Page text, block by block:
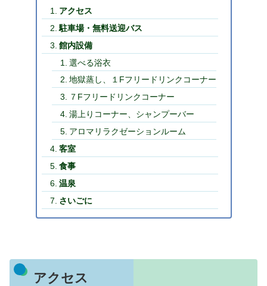
アクセス
駐車場・無料送迎バス
館内設備
選べる浴衣
地獄蒸し、１Fフリードリンクコーナー
７Fフリードリンクコーナー
湯上りコーナー、シャンプーバー
アロマリラクゼーションルーム
客室
食事
温泉
さいごに
アクセス